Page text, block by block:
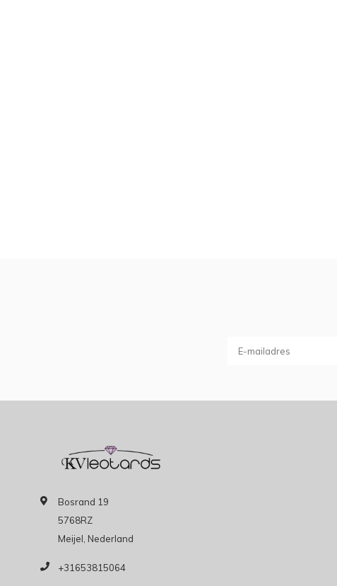
Bosrand 19
5768RZ
Meijel, Nederland
+31653815064